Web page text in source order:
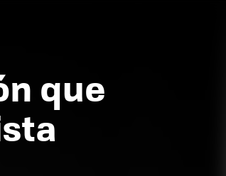
que